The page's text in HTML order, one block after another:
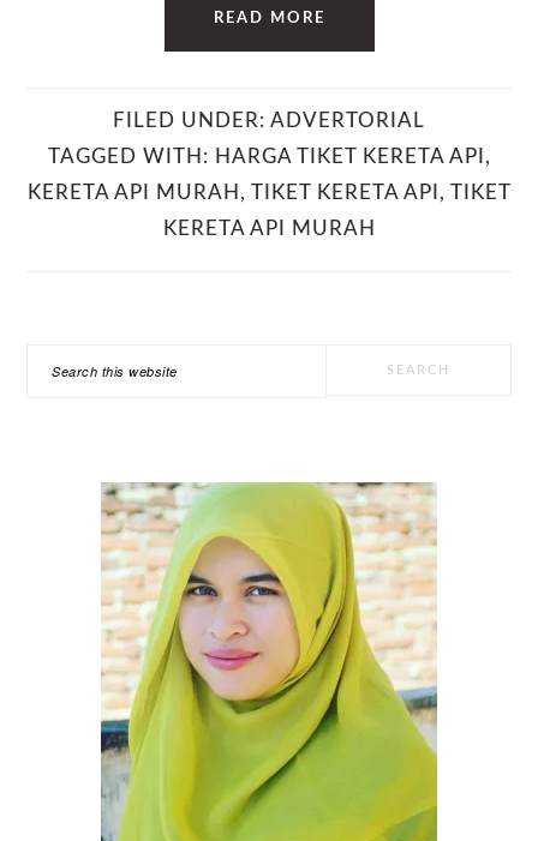
READ MORE
FILED UNDER: ADVERTORIAL
TAGGED WITH: HARGA TIKET KERETA API ,
KERETA API MURAH , TIKET KERETA API , TIKET
KERETA API MURAH
Search